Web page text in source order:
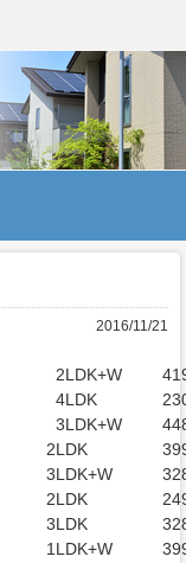
2016/11/21
2LDK+W
4LDK
3LDK+W
2LDK
3LDK+W
2LDK
3LDK
1LDK+W